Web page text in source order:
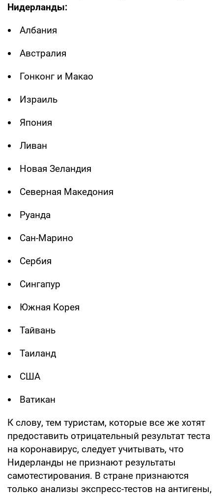
Нидерланды:
Албания
Австралия
Гонконг и Макао
Израиль
Япония
Ливан
Новая Зеландия
Северная Македония
Руанда
Сан-Марино
Сербия
Сингапур
Южная Корея
Тайвань
Таиланд
США
Ватикан
К слову, тем туристам, которые все же хотят
предоставить отрицательный результат теста
на коронавирус, следует учитывать, что
Нидерланды не признают результаты
самотестирования. В стране признаются
только анализы экспресс-тестов на антигены,